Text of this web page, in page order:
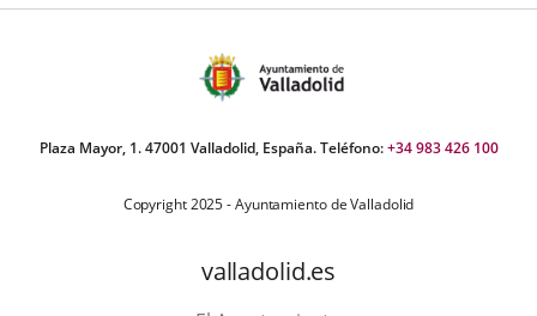
Plaza Mayor, 1. 47001 Valladolid, España. Teléfono:+34 983 426 100
Copyright 2025 - Ayuntamiento de Valladolid
valladolid.es